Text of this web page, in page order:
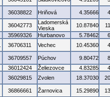
36038822 Hriňová 4.35666
36042773
Ladomerská
Vieska
10.87840
35969326 Hurbanovo 5.78462
36706311 Vechec 10.45360
36709557 Púchov 9.80472
36012424 Želiezovce 4.83285
36029815 Zvolen 18.37030
36866661 Žarnovica 15.29890